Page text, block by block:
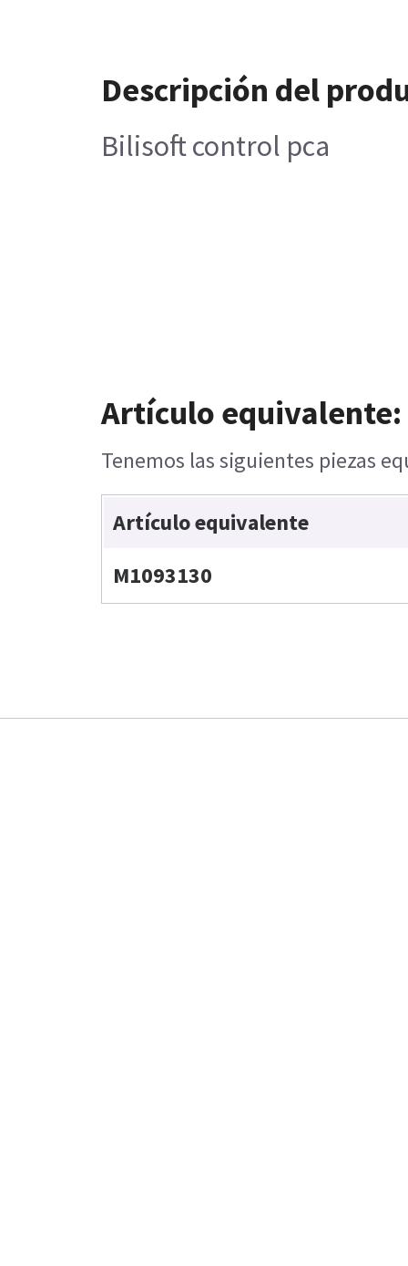
Descripción del
Bilisoft control pca
Artículo equivalente:
Tenemos las siguientes piezas
Artículo equivalente
M1093130